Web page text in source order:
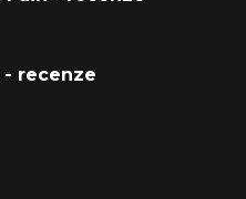
- recenze